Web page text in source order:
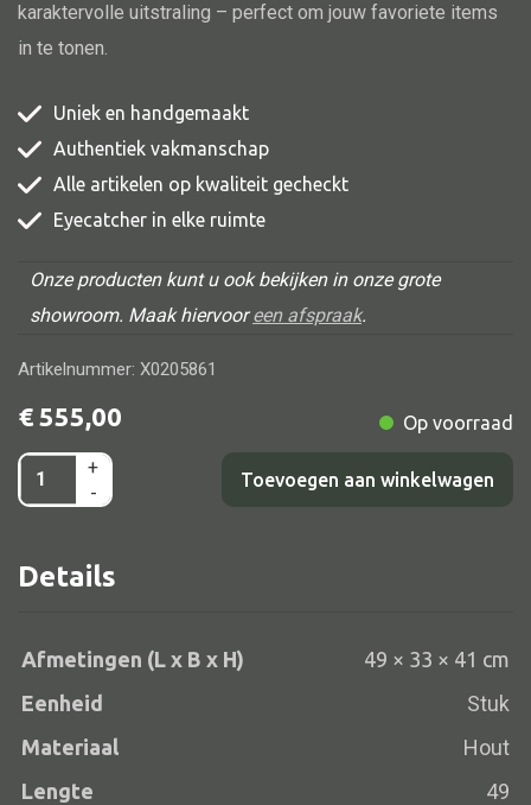
Eetkamer stoel
Barstoel
Kinderstoel
Kruk
Stoel overig
Alle banken
Bank gestoffeerd
Bank IJzer
Poef
Alle lampen
Hanglamp
Tafellamp
karaktervolle uitstraling – perfect om jouw favoriete items
in te tonen.
Uniek en handgemaakt
Authentiek vakmanschap
Alle artikelen op kwaliteit gecheckt
Eyecatcher in elke ruimte
Onze producten kunt u ook bekijken in onze grote
showroom. Maak hiervooreen afspraak.
Artikelnummer: X0205861
€ 555,00 Op voorraad
Rood
glaskastje
87x38x97
+
-
Toevoegen aan winkelwagen
Details
Afmetingen (L x B x H)
49 × 33 × 41 cm
Eenheid
Stuk
Materiaal Hout
Lengte 49